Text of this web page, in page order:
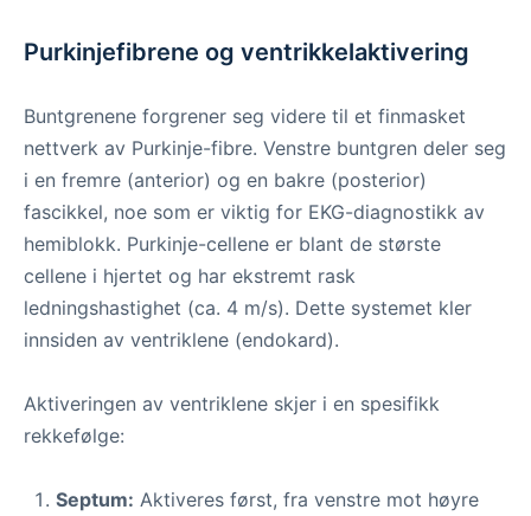
Purkinjefibrene og ventrikkelaktivering
Buntgrenene forgrener seg videre til et finmasket
nettverk av Purkinje-fibre. Venstre buntgren deler seg
i en fremre (anterior) og en bakre (posterior)
fascikkel, noe som er viktig for EKG-diagnostikk av
hemiblokk. Purkinje-cellene er blant de største
cellene i hjertet og har ekstremt rask
ledningshastighet (ca. 4 m/s). Dette systemet kler
innsiden av ventriklene (endokard).
Aktiveringen av ventriklene skjer i en spesifikk
rekkefølge:
Septum: Aktiveres først, fra venstre mot høyre